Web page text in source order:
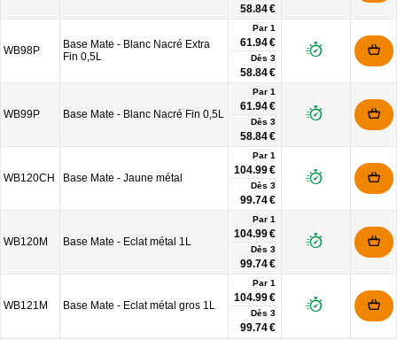
58.84 €
WB98P
Base Mate - Blanc Nacré Extra
Fin 0,5L
Par 1
61.94 €
Dès 3
58.84 €
WB99P Base Mate - Blanc Nacré Fin 0,5L
Par 1
61.94 €
Dès 3
58.84 €
WB120CH Base Mate - Jaune métal
Par 1
104.99 €
Dès 3
99.74 €
WB120M Base Mate - Eclat métal 1L
Par 1
104.99 €
Dès 3
99.74 €
WB121M Base Mate - Eclat métal gros 1L
Par 1
104.99 €
Dès 3
99.74 €